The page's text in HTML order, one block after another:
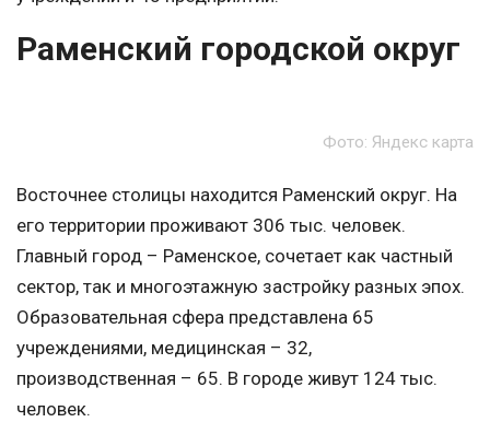
Раменский городской округ
Фото: Яндекс карта
Восточнее столицы находится Раменский округ. На
его территории проживают 306 тыс. человек.
Главный город – Раменское, сочетает как частный
сектор, так и многоэтажную застройку разных эпох.
Образовательная сфера представлена 65
учреждениями, медицинская – 32,
производственная – 65. В городе живут 124 тыс.
человек.